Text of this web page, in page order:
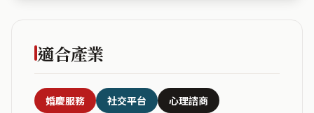
適合產業
婚慶服務 社交平台
心理諮商